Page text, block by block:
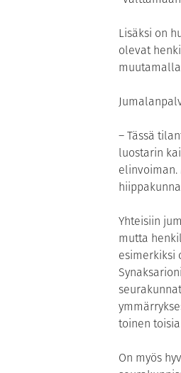
Lisäksi on
olevat
– Tässä
luostarin
elinvoiman.
Yhteisiin
mutta
esimerkiksi
toinen
On myös